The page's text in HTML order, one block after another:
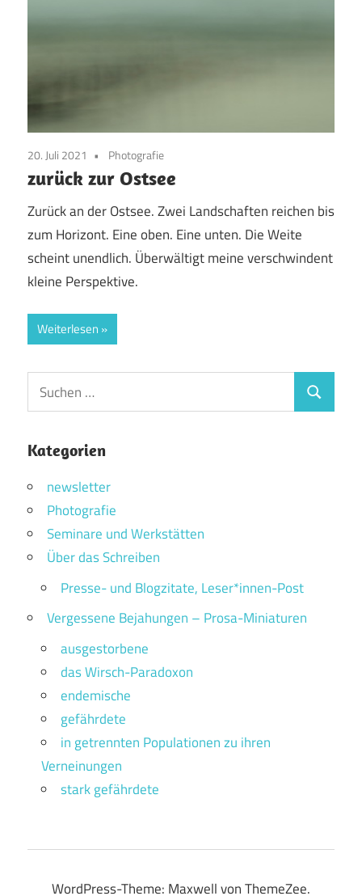
20. Juli 2021 Photografie
zurück zur Ostsee
Zurück an der Ostsee. Zwei Landschaften reichen bis
zum Horizont. Eine oben. Eine unten. Die Weite
scheint unendlich. Überwältigt meine verschwindent
kleine Perspektive.
Weiterlesen
Suchen
nach:
Suchen
Kategorien
newsletter
Photografie
Seminare und Werkstätten
Über das Schreiben
Presse- und Blogzitate, Leser*innen-Post
Vergessene Bejahungen – Prosa-Miniaturen
ausgestorbene
das Wirsch-Paradoxon
endemische
gefährdete
in getrennten Populationen zu ihren
Verneinungen
stark gefährdete
WordPress-Theme: Maxwell von ThemeZee.